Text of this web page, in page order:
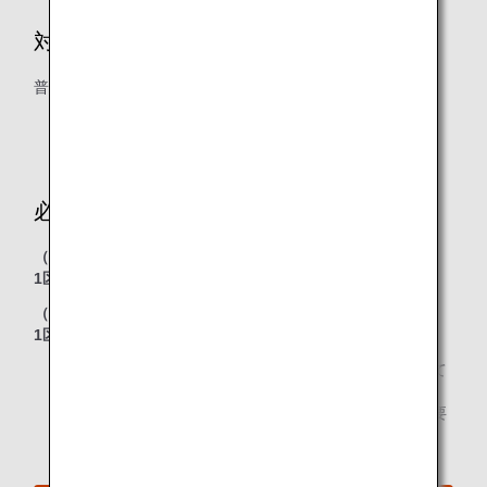
対象クラス
普通席
必要マイル数
（2024年10月26日以前のご搭乗分）
1区間（片道）5,000マイルから
（2024年10月27日以降のご搭乗分）
1区間（片道）6,000マイルから
必要マイル数は、ご利用のシーズンおよび区間によって
「ANA便必要マイル数計算」または、「シーズン・必要